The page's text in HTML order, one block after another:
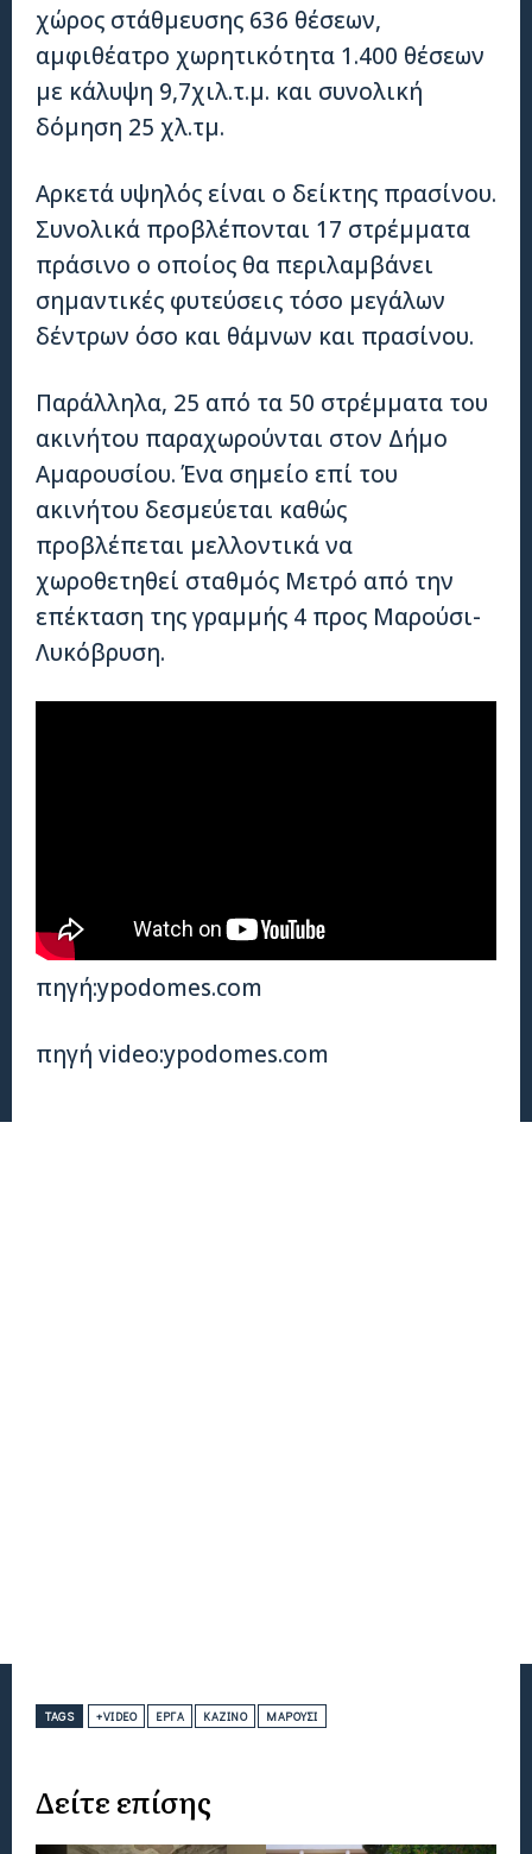
χώρος στάθμευσης 636 θέσεων,
αμφιθέατρο χωρητικότητα 1.400 θέσεων
με κάλυψη 9,7χιλ.τ.μ. και συνολική
δόμηση 25 χλ.τμ.
Αρκετά υψηλός είναι ο δείκτης πρασίνου.
Συνολικά προβλέπονται 17 στρέμματα
πράσινο ο οποίος θα περιλαμβάνει
σημαντικές φυτεύσεις τόσο μεγάλων
δέντρων όσο και θάμνων και πρασίνου.
Παράλληλα, 25 από τα 50 στρέμματα του
ακινήτου παραχωρούνται στον Δήμο
Αμαρουσίου. Ένα σημείο επί του
ακινήτου δεσμεύεται καθώς
προβλέπεται μελλοντικά να
χωροθετηθεί σταθμός Μετρό από την
επέκταση της γραμμής 4 προς Μαρούσι-
Λυκόβρυση.
πηγή:ypodomes.com
πηγή video:ypodomes.com
TAGS +VIDEO ΈΡΓΑ ΚΑΖΊΝΟ ΜΑΡΟΎΣΙ
Δείτε επίσης